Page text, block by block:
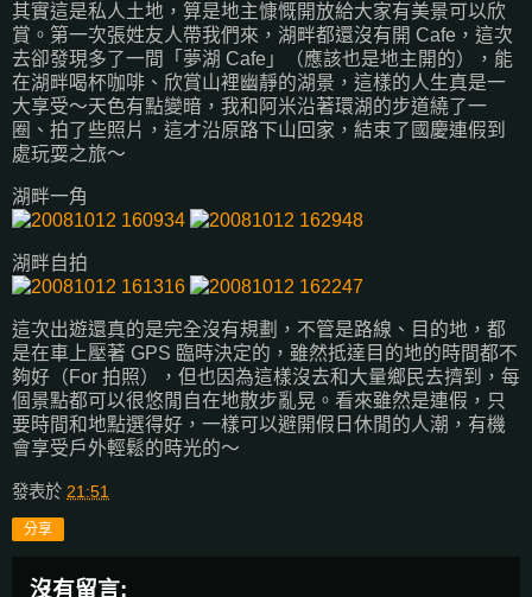
其實這是私人土地，算是地主慷慨開放給大家有美景可以欣
賞。第一次張姓友人帶我們來，湖畔都還沒有開 Cafe，這次
去卻發現多了一間「夢湖 Cafe」（應該也是地主開的），能
在湖畔喝杯咖啡、欣賞山裡幽靜的湖景，這樣的人生真是一
大享受～天色有點變暗，我和阿米沿著環湖的步道繞了一
圈、拍了些照片，這才沿原路下山回家，結束了國慶連假到
處玩耍之旅～
湖畔一角
湖畔自拍
這次出遊還真的是完全沒有規劃，不管是路線、目的地，都
是在車上壓著 GPS 臨時決定的，雖然抵達目的地的時間都不
夠好（For 拍照），但也因為這樣沒去和大量鄉民去擠到，每
個景點都可以很悠閒自在地散步亂晃。看來雖然是連假，只
要時間和地點選得好，一樣可以避開假日休閒的人潮，有機
會享受戶外輕鬆的時光的～
發表於 21:51
分享
沒有留言: